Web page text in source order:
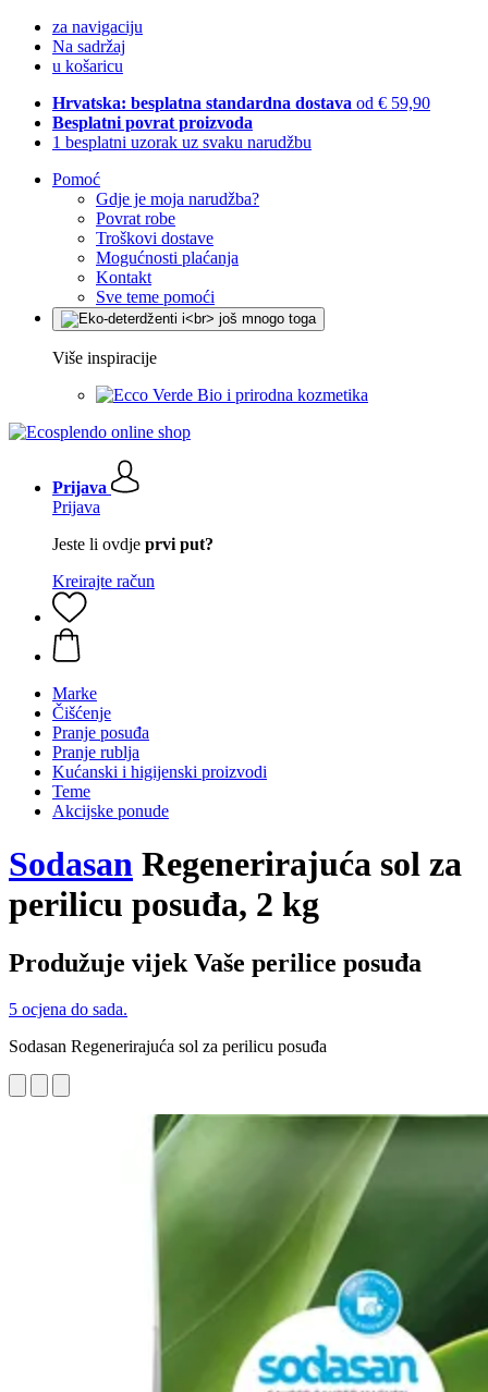
za navigaciju
Na sadržaj
u košaricu
Hrvatska: besplatna standardna dostava od € 59,90
Besplatni povrat proizvoda
1 besplatni uzorak uz svaku narudžbu
Pomoć
Gdje je moja narudžba?
Povrat robe
Troškovi dostave
Mogućnosti plaćanja
Kontakt
Sve teme pomoći
Više inspiracije
Bio i prirodna kozmetika
Prijava
Prijava
Jeste li ovdje prvi put?
Kreirajte račun
Marke
Čišćenje
Pranje posuđa
Pranje rublja
Kućanski i higijenski proizvodi
Teme
Akcijske ponude
Sodasan Regenerirajuća sol za
perilicu posuđa, 2 kg
Produžuje vijek Vaše perilice posuđa
5 ocjena do sada.
Sodasan Regenerirajuća sol za perilicu posuđa